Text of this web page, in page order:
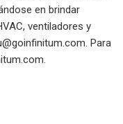
en brindar
ventiladores y
. Para